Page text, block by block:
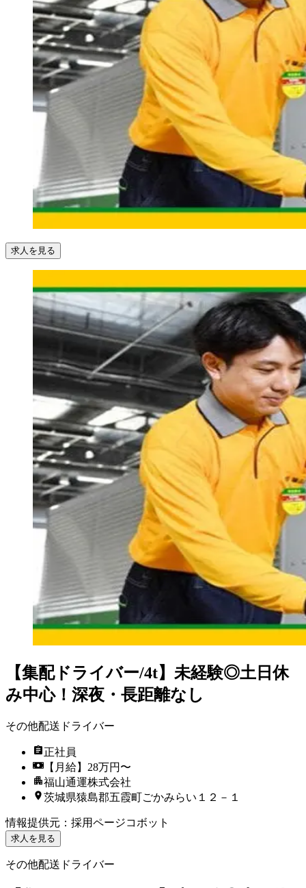
求人を見る
【集配ドライバー/4t】未経験◎土日休
み中心！深夜・長距離なし
その他配送ドライバー
正社員
【月給】28万円〜
福山通運株式会社
茨城県猿島郡五霞町ごかみらい１２－１
情報提供元 ： 採用ページコボット
求人を見る
その他配送ドライバー